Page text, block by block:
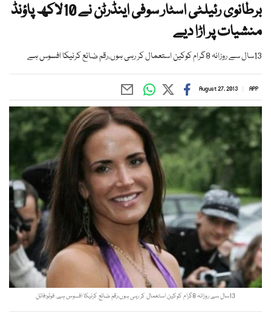
برطانوی رئیلٹی اسٹار سوفی اینڈرٹن نے 10لاکھ پاؤنڈ
منشیات پر اڑا دیے
13سال سے روزانہ 8گرام کوکین استعمال کر رہی ہوں،رقم ضائع کرنیکا افسوس ہے
APP
August 27, 2013
13سال سے روزانہ 8گرام کوکین استعمال کر رہی ہوں،رقم ضائع کرنیکا افسوس ہے. فوٹو:فائل